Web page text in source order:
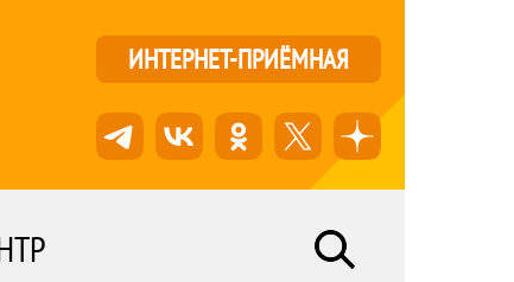
ИНТЕРНЕТ-ПРИЁМНАЯ